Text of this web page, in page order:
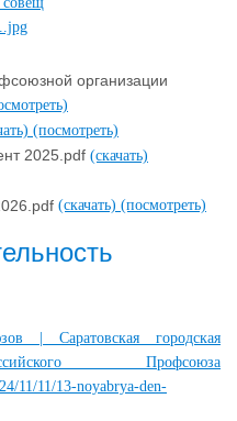
организации
(посмотреть)
2025.pdf (скачать)
(скачать) (посмотреть)
| Саратовская городская
Профсоюза
11/11/13-noyabrya-den-